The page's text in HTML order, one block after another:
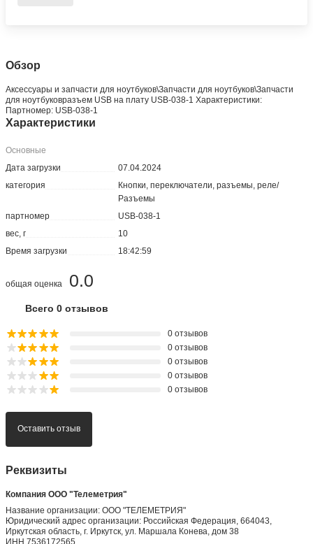
Обзор
Аксессуары и запчасти для ноутбуков\Запчасти для ноутбуков\Запчасти
для ноутбуковразъем USB на плату USB-038-1 Характеристики:
Партномер: USB-038-1
Характеристики
Основные
Дата загрузки
07.04.2024
категория
Кнопки, переключатели, разъемы, реле/
Разъемы
партномер
USB-038-1
вес, г
10
Время загрузки
18:42:59
0.0
общая оценка
Всего 0 отзывов
0 отзывов
0 отзывов
0 отзывов
0 отзывов
0 отзывов
Оставить отзыв
Реквизиты
Компания ООО "Телеметрия"
Название организации: ООО "ТЕЛЕМЕТРИЯ"
Юридический адрес организации: Российская Федерация, 664043,
Иркутская область, г. Иркутск, ул. Маршала Конева, дом 38